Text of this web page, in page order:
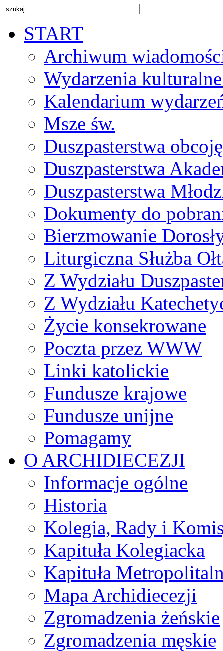
START
Archiwum
Wydarzenia
Kalendarium
Msze św.
Duszpasterstwa
Duszpasterstwa
Duszpasterstwa
Dokumenty do
Bierzmowanie
Liturgiczna Służba
Z Wydziału
Z Wydziału
Życie konsekrowane
Poczta przez WWW
Linki katolickie
Fundusze krajowe
Fundusze unijne
Pomagamy
O ARCHIDIECEZJI
Informacje ogólne
Historia
Kolegia, Rady i
Kapituła Kolegiacka
Kapituła
Mapa Archidiecezji
Zgromadzenia żeńskie
Zgromadzenia męskie